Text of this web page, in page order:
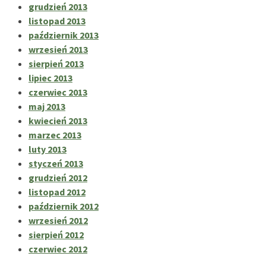
grudzień 2013
listopad 2013
październik 2013
wrzesień 2013
sierpień 2013
lipiec 2013
czerwiec 2013
maj 2013
kwiecień 2013
marzec 2013
luty 2013
styczeń 2013
grudzień 2012
listopad 2012
październik 2012
wrzesień 2012
sierpień 2012
czerwiec 2012